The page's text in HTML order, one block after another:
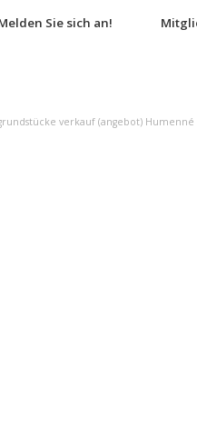
Sie sich an!
verkauf (angebot) Humenné